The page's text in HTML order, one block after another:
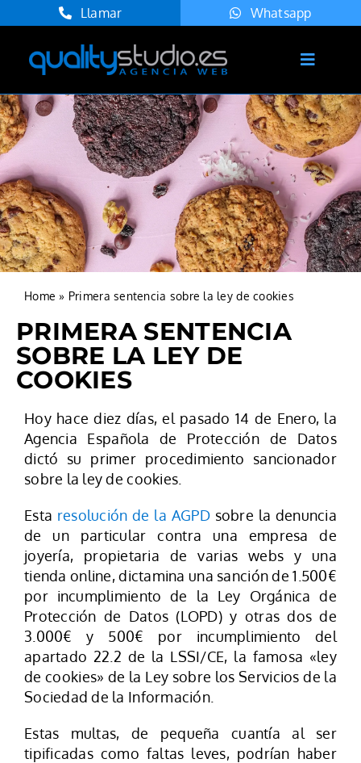
al
contenido
Llamar Whatsapp
Toggle
Inicio
Servicios
Agencia
Proyectos
Blog
Contacto
Home » Primera sentencia sobre la ley de cookies
PRIMERA SENTENCIA
SOBRE LA LEY DE
COOKIES
Hoy hace diez días, el pasado 14 de Enero, la
Agencia Española de Protección de Datos
dictó su primer procedimiento sancionador
sobre la ley de cookies.
Esta resolución de la AGPDsobre la denuncia
de un particular contra una empresa de
joyería, propietaria de varias webs y una
tienda online, dictamina una sanción de 1.500€
por incumplimiento de la Ley Orgánica de
Protección de Datos (LOPD) y otras dos de
3.000€ y 500€ por incumplimiento del
apartado 22.2 de la LSSI/CE, la famosa «ley
de cookies» de la Ley sobre los Servicios de la
Sociedad de la Información.
Estas multas, de pequeña cuantía al ser
tipificadas como faltas leves, podrían haber